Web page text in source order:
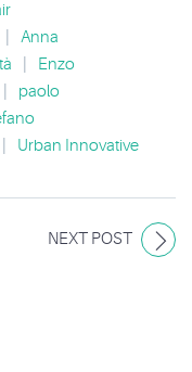
Anna
Enzo
paolo
Urban Innovative
NEXT POST